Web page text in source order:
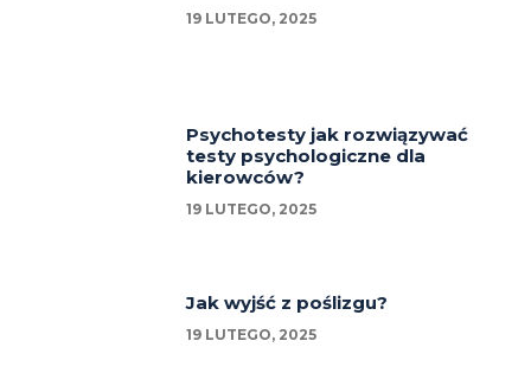
19 LUTEGO, 2025
Psychotesty jak rozwiązywać
testy psychologiczne dla
kierowców?
19 LUTEGO, 2025
Jak wyjść z poślizgu?
19 LUTEGO, 2025